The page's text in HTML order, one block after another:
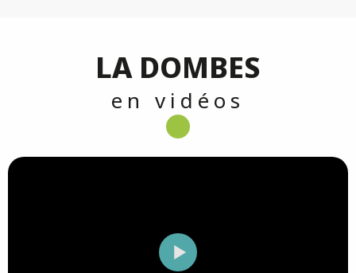
LA DOMBES
en vidéos